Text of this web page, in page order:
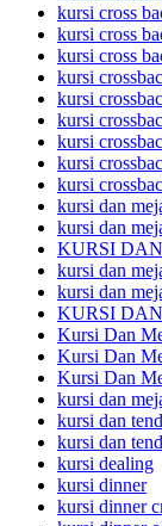
kursi cross
kursi cross
kursi cross
kursi
kursi
kursi
kursi
kursi
kursi
kursi dan
kursi dan
KURSI
kursi dan
kursi dan
KURSI
Kursi Dan
Kursi Dan
Kursi Dan
kursi dan
kursi dan
kursi dan
kursi dealing
kursi dinner
kursi dinner